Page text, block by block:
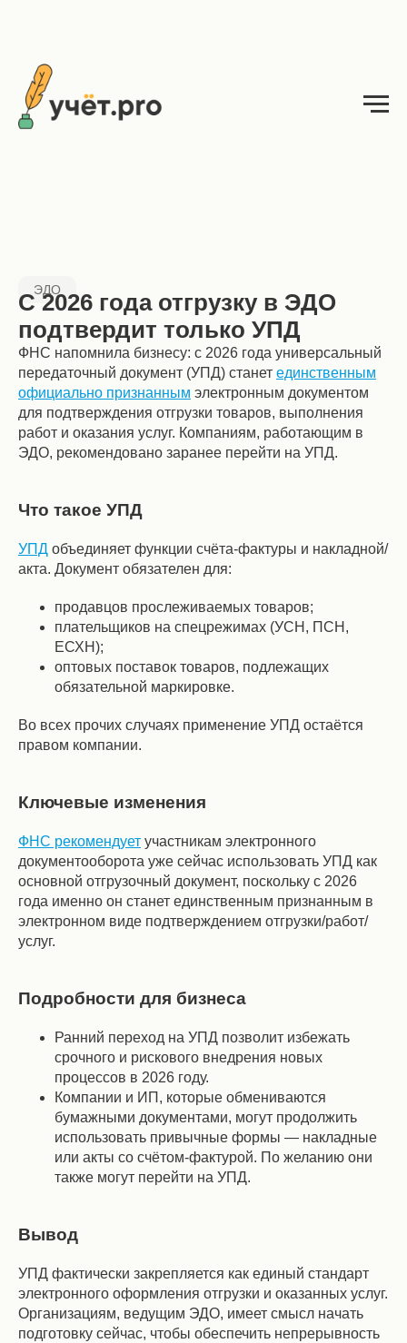
ЭДО
С 2026 года отгрузку в ЭДО
подтвердит только УПД
ФНС напомнила бизнесу: с 2026 года универсальный
передаточный документ (УПД) станет единственным
официально признанным электронным документом
для подтверждения отгрузки товаров, выполнения
работ и оказания услуг. Компаниям, работающим в
ЭДО, рекомендовано заранее перейти на УПД.
Что такое УПД
УПД объединяет функции счёта-фактуры и накладной/
акта. Документ обязателен для:
продавцов прослеживаемых товаров;
плательщиков на спецрежимах (УСН, ПСН,
ЕСХН);
оптовых поставок товаров, подлежащих
обязательной маркировке.
Во всех прочих случаях применение УПД остаётся
правом компании.
Ключевые изменения
ФНС рекомендует участникам электронного
документооборота уже сейчас использовать УПД как
основной отгрузочный документ, поскольку с 2026
года именно он станет единственным признанным в
электронном виде подтверждением отгрузки/работ/
услуг.
Подробности для бизнеса
Ранний переход на УПД позволит избежать
срочного и рискового внедрения новых
процессов в 2026 году.
Компании и ИП, которые обмениваются
бумажными документами, могут продолжить
использовать привычные формы — накладные
или акты со счётом-фактурой. По желанию они
также могут перейти на УПД.
Вывод
УПД фактически закрепляется как единый стандарт
электронного оформления отгрузки и оказанных услуг.
Организациям, ведущим ЭДО, имеет смысл начать
подготовку сейчас, чтобы обеспечить непрерывность